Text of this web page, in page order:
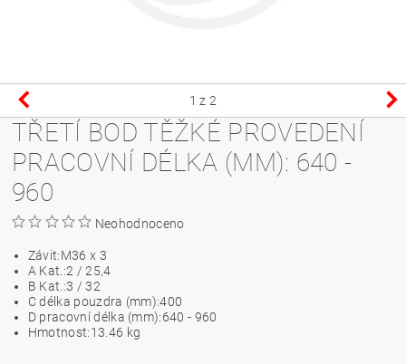
1 z 2
TŘETÍ BOD TĚŽKÉ PROVEDENÍ
PRACOVNÍ DÉLKA (MM): 640 -
960
Neohodnoceno
Závit:M36 x 3
A Kat.:2 / 25,4
B Kat.:3 / 32
C délka pouzdra (mm):400
D pracovní délka (mm):640 - 960
Hmotnost:13.46 kg